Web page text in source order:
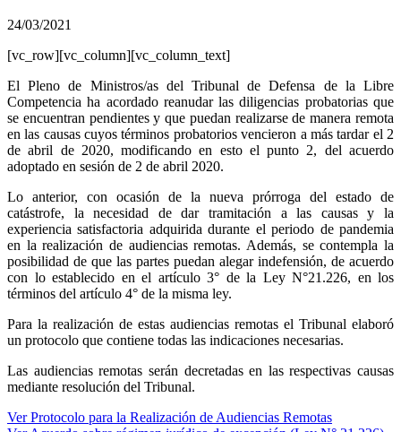
24/03/2021
[vc_row][vc_column][vc_column_text]
El Pleno de Ministros/as del Tribunal de Defensa de la Libre
Competencia ha acordado reanudar las diligencias probatorias que
se encuentran pendientes y que puedan realizarse de manera remota
en las causas cuyos términos probatorios vencieron a más tardar el 2
de abril de 2020, modificando en esto el punto 2, del acuerdo
adoptado en sesión de 2 de abril 2020.
Lo anterior, con ocasión de la nueva prórroga del estado de
catástrofe, la necesidad de dar tramitación a las causas y la
experiencia satisfactoria adquirida durante el periodo de pandemia
en la realización de audiencias remotas. Además, se contempla la
posibilidad de que las partes puedan alegar indefensión, de acuerdo
con lo establecido en el artículo 3° de la Ley N°21.226, en los
términos del artículo 4° de la misma ley.
Para la realización de estas audiencias remotas el Tribunal elaboró
un protocolo que contiene todas las indicaciones necesarias.
Las audiencias remotas serán decretadas en las respectivas causas
mediante resolución del Tribunal.
Ver Protocolo para la Realización de Audiencias Remotas